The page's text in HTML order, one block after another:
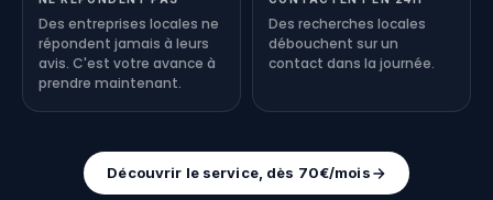
Des entreprises locales ne
répondent jamais à leurs
avis. C'est votre avance à
prendre maintenant.
Des recherches locales
débouchent sur un
contact dans la journée.
Découvrir le service, dès 70€/mois